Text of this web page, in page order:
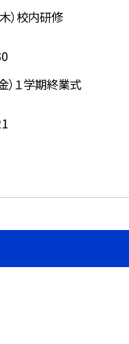
）校内研修
）１学期終業式